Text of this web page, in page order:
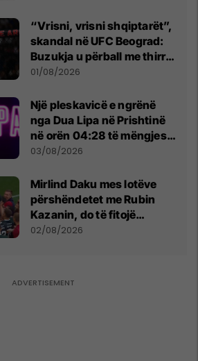
“Vrisni, vrisni shqiptarët”,
skandal në UFC Beograd:
Buzukja u përball me thirrje
anti-shqiptare nga
01/08/2026
Një pleskavicë e ngrënë
nga Dua Lipa në Prishtinë
në orën 04:28 të mëngjesit
- dhe bota digjitale serbe
03/08/2026
Mirlind Daku mes lotëve
përshëndetet me Rubin
Kazanin, do të fitojë
miliona te Spartak Moska
02/08/2026